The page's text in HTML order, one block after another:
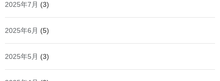
2025年7月 (3)
2025年6月 (5)
2025年5月 (3)